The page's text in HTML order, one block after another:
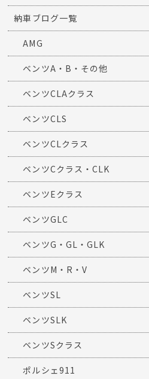
納車ブログ一覧
AMG
ベンツA・B・その他
ベンツCLAクラス
ベンツCLS
ベンツCLクラス
ベンツCクラス・CLK
ベンツEクラス
ベンツGLC
ベンツG・GL・GLK
ベンツM・R・V
ベンツSL
ベンツSLK
ベンツSクラス
ポルシェ911